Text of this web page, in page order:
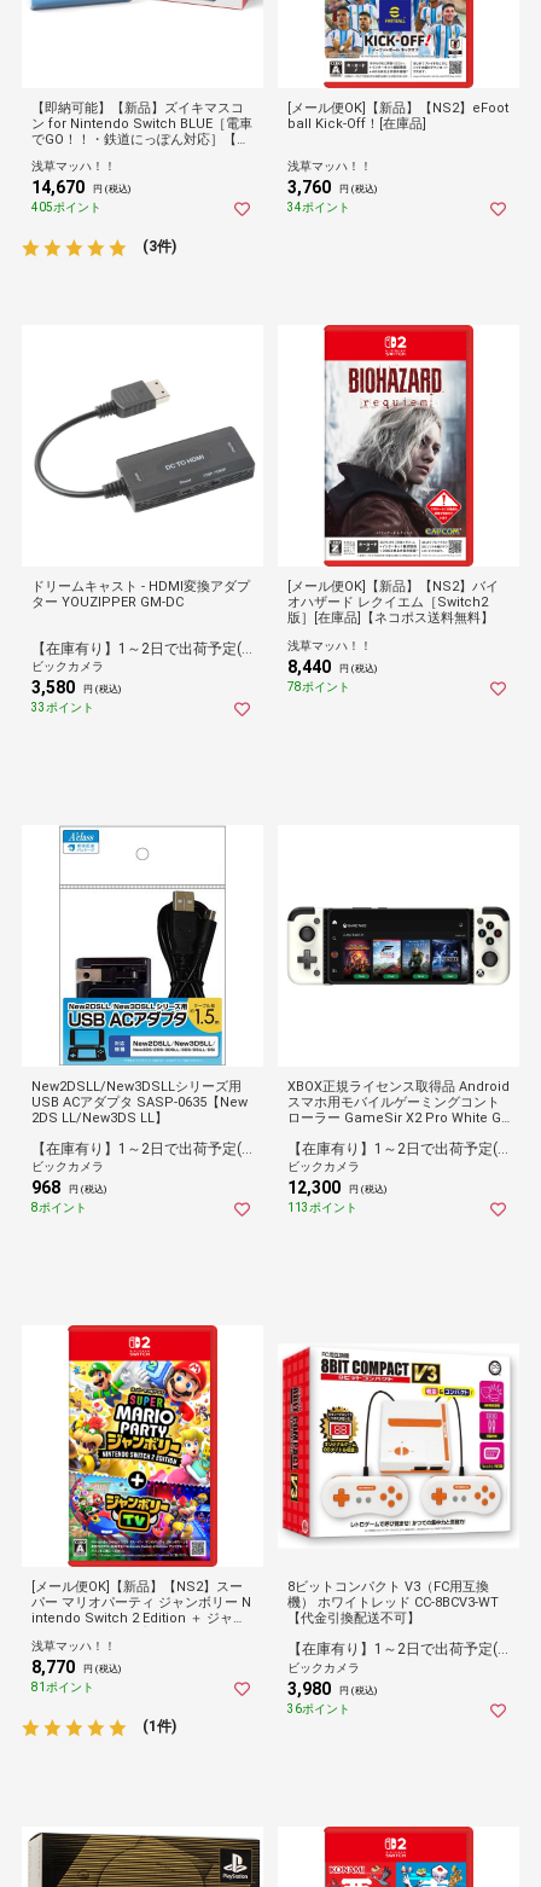
【即納可能】【新品】ズイキマスコ
ン for Nintendo Switch BLUE［電車
でGO！！・鉄道にっぽん対応］【送
浅草マッハ！！
14,670 円 (税込)
405ポイント
(3件)
[メール便OK]【新品】【NS2】eFoot
ball Kick-Off！[在庫品]
浅草マッハ！！
3,760 円 (税込)
34ポイント
ドリームキャスト - HDMI変換アダプ
ター YOUZIPPER GM-DC
【在庫有り】1～2日で出荷予定(日付指定可)
ビックカメラ
3,580 円 (税込)
33ポイント
[メール便OK]【新品】【NS2】バイ
オハザード レクイエム［Switch2
版］[在庫品]【ネコポス送料無料】
浅草マッハ！！
8,440 円 (税込)
78ポイント
New2DSLL/New3DSLLシリーズ用
USB ACアダプタ SASP-0635【New
2DS LL/New3DS LL】
【在庫有り】1～2日で出荷予定(日付指定可)
ビックカメラ
968 円 (税込)
8ポイント
XBOX正規ライセンス取得品 Android
スマホ用モバイルゲーミングコント
ローラー GameSir X2 Pro White GA
【在庫有り】1～2日で出荷予定(日付指定可)
ビックカメラ
12,300 円 (税込)
113ポイント
[メール便OK]【新品】【NS2】スー
パー マリオパーティ ジャンボリー N
intendo Switch 2 Edition ＋ ジャン
料】
浅草マッハ！！
8,770 円 (税込)
81ポイント
(1件)
8ビットコンパクト V3（FC用互換
機） ホワイトレッド CC-8BCV3-WT
【代金引換配送不可】
【在庫有り】1～2日で出荷予定(日付指定可)
ビックカメラ
3,980 円 (税込)
36ポイント